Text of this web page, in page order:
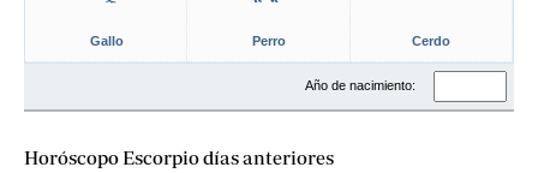
Gallo Perro Cerdo
Año de nacimiento:
Horóscopo Escorpio días anteriores